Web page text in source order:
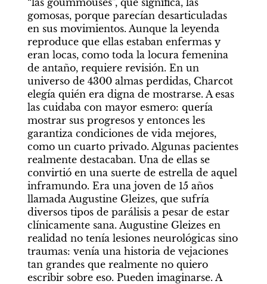
“las goummouses”, que significa, las
gomosas, porque parecían desarticuladas
en sus movimientos. Aunque la leyenda
reproduce que ellas estaban enfermas y
eran locas, como toda la locura femenina
de antaño, requiere revisión. En un
universo de 4300 almas perdidas, Charcot
elegía quién era digna de mostrarse. A esas
las cuidaba con mayor esmero: quería
mostrar sus progresos y entonces les
garantiza condiciones de vida mejores,
como un cuarto privado. Algunas pacientes
realmente destacaban. Una de ellas se
convirtió en una suerte de estrella de aquel
inframundo. Era una joven de 15 años
llamada Augustine Gleizes, que sufría
diversos tipos de parálisis a pesar de estar
clínicamente sana. Augustine Gleizes en
realidad no tenía lesiones neurológicas sino
traumas: venía una historia de vejaciones
tan grandes que realmente no quiero
escribir sobre eso. Pueden imaginarse. A